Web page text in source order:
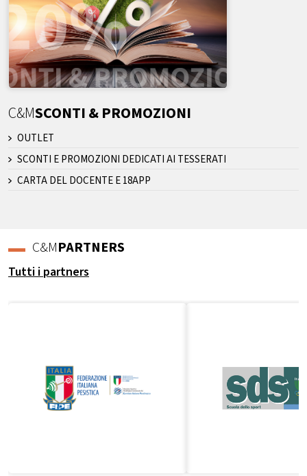
C&MSCONTI & PROMOZIONI
OUTLET
SCONTI E PROMOZIONI DEDICATI AI TESSERATI
CARTA DEL DOCENTE E 18APP
C&MPARTNERS
Tutti i partners